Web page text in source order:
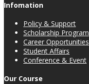
Infomation
Policy & Support
Scholarship Program
Career Opportunities
Student Affairs
Conference & Event
Our Course